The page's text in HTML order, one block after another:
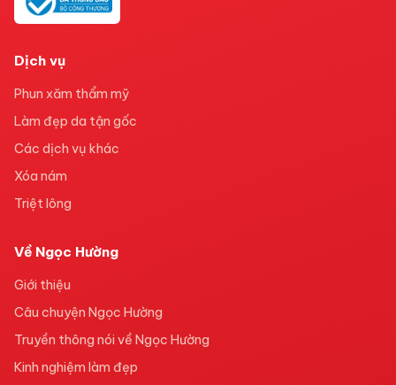
Dịch vụ
Phun xăm thẩm mỹ
Làm đẹp da tận gốc
Các dịch vụ khác
Xóa nám
Triệt lông
Về Ngọc Hường
Giới thiệu
Câu chuyện Ngọc Hường
Truyền thông nói về Ngọc Hường
Kinh nghiệm làm đẹp